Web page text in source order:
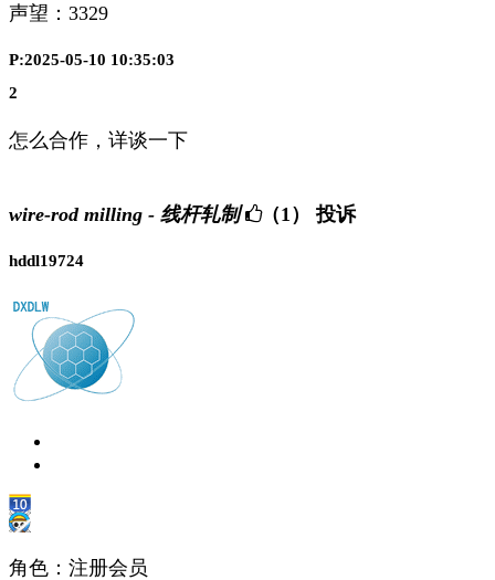
声望： 3329
P:2025-05-10 10:35:03
2
怎么合作，详谈一下
wire-rod milling - 线杆轧制 （1） 投诉
hddl19724
角色：注册会员